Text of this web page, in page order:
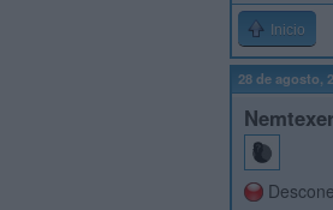
Inicio
28 de agosto,
Nemtexer